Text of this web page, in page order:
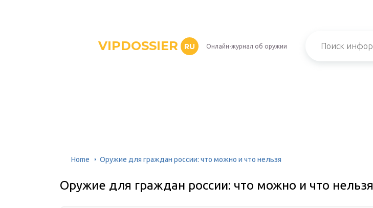
VIPDOSSIER RU Онлайн-журнал об оружии
Home Оружие для граждан россии: что можно и что нельзя
Оружие для граждан россии: что можно и что нельзя